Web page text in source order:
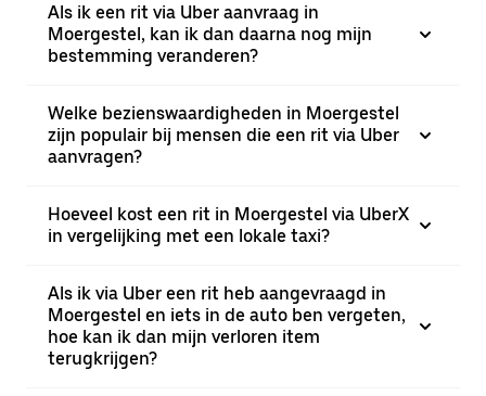
Als ik een rit via Uber aanvraag in
Moergestel, kan ik dan daarna nog mijn
bestemming veranderen?
Welke bezienswaardigheden in Moergestel
zijn populair bij mensen die een rit via Uber
aanvragen?
Hoeveel kost een rit in Moergestel via UberX
in vergelijking met een lokale taxi?
Als ik via Uber een rit heb aangevraagd in
Moergestel en iets in de auto ben vergeten,
hoe kan ik dan mijn verloren item
terugkrijgen?